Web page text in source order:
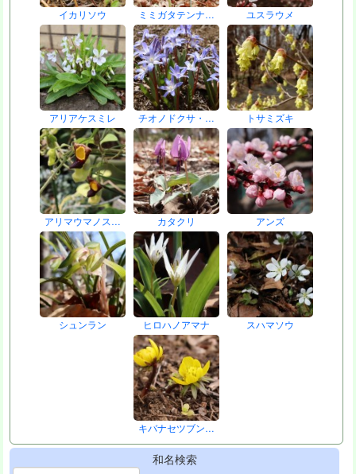
イカリソウ ミミガタテンナ… ユスラウメ
アリアケスミレ チオノドクサ・… トサミズキ
アリマウマノス… カタクリ アンズ
シュンラン ヒロハノアマナ スハマソウ
キバナセツブン…
和名検索